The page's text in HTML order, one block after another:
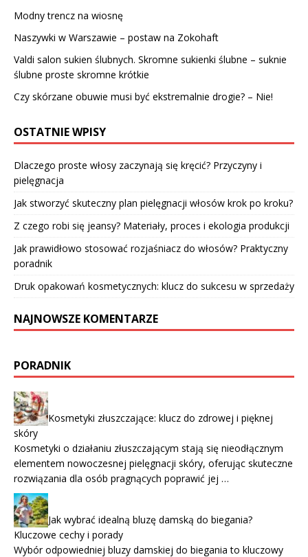
Modny trencz na wiosnę
Naszywki w Warszawie – postaw na Zokohaft
Valdi salon sukien ślubnych. Skromne sukienki ślubne – suknie
ślubne proste skromne krótkie
Czy skórzane obuwie musi być ekstremalnie drogie? – Nie!
OSTATNIE WPISY
Dlaczego proste włosy zaczynają się kręcić? Przyczyny i
pielęgnacja
Jak stworzyć skuteczny plan pielęgnacji włosów krok po kroku?
Z czego robi się jeansy? Materiały, proces i ekologia produkcji
Jak prawidłowo stosować rozjaśniacz do włosów? Praktyczny
poradnik
Druk opakowań kosmetycznych: klucz do sukcesu w sprzedaży
NAJNOWSZE KOMENTARZE
PORADNIK
Kosmetyki złuszczające: klucz do zdrowej i pięknej
skóry
Kosmetyki o działaniu złuszczającym stają się nieodłącznym
elementem nowoczesnej pielęgnacji skóry, oferując skuteczne
rozwiązania dla osób pragnących poprawić jej …
Jak wybrać idealną bluzę damską do biegania?
Kluczowe cechy i porady
Wybór odpowiedniej bluzy damskiej do biegania to kluczowy